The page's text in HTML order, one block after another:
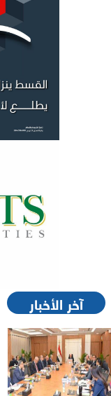
آخر الأخبار